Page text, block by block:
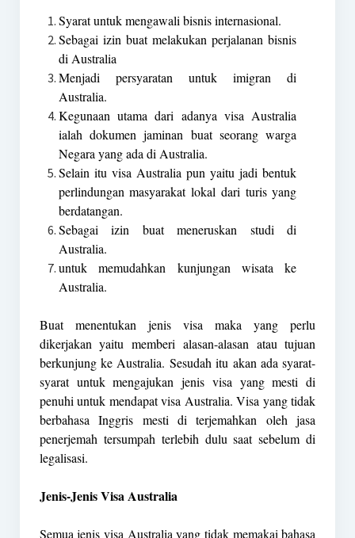
Syarat untuk mengawali bisnis internasional.
Sebagai izin buat melakukan perjalanan bisnis
di Australia
Menjadi persyaratan untuk imigran di
Australia.
Kegunaan utama dari adanya visa Australia
ialah dokumen jaminan buat seorang warga
Negara yang ada di Australia.
Selain itu visa Australia pun yaitu jadi bentuk
perlindungan masyarakat lokal dari turis yang
berdatangan.
Sebagai izin buat meneruskan studi di
Australia.
untuk memudahkan kunjungan wisata ke
Australia.
Buat menentukan jenis visa maka yang perlu
dikerjakan yaitu memberi alasan-alasan atau tujuan
berkunjung ke Australia. Sesudah itu akan ada syarat-
syarat untuk mengajukan jenis visa yang mesti di
penuhi untuk mendapat visa Australia. Visa yang tidak
berbahasa Inggris mesti di terjemahkan oleh jasa
penerjemah tersumpah terlebih dulu saat sebelum di
legalisasi.
Jenis-Jenis Visa Australia
Semua jenis visa Australia yang tidak memakai bahasa